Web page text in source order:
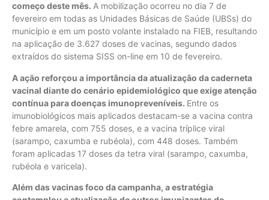
começo deste mês. A mobilização ocorreu no dia 7 de
fevereiro em todas as Unidades Básicas de Saúde (UBSs) do
município e em um posto volante instalado na FIEB, resultando
na aplicação de 3.627 doses de vacinas, segundo dados
extraídos do sistema SISS on-line em 10 de fevereiro.
A ação reforçou a importância da atualização da caderneta
vacinal diante do cenário epidemiológico que exige atenção
contínua para doenças imunopreveníveis. Entre os
imunobiológicos mais aplicados destacam-se a vacina contra
febre amarela, com 755 doses, e a vacina tríplice viral
(sarampo, caxumba e rubéola), com 448 doses. Também
foram aplicadas 17 doses da tetra viral (sarampo, caxumba,
rubéola e varicela).
Além das vacinas foco da campanha, a estratégia